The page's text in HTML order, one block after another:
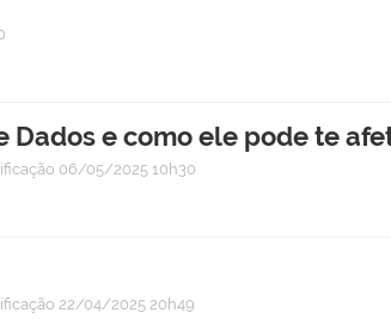
Dados e como ele pode te
06/05/2025 10h30
22/04/2025 20h49